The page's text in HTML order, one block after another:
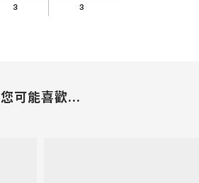
您可能喜歡...